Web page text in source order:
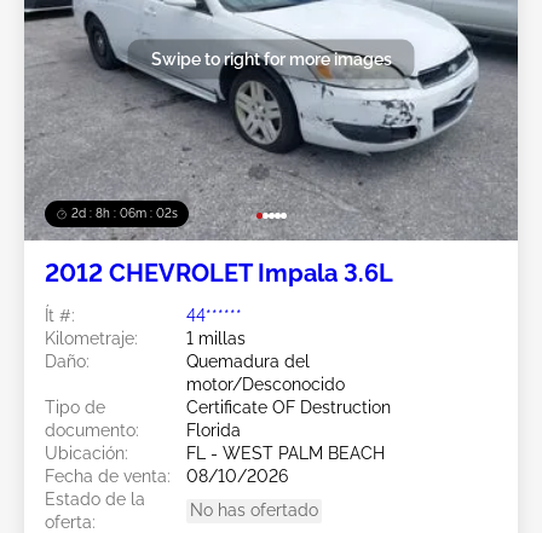
2d : 8h : 05m : 59s
Swipe to right for more images
2012 CHEVROLET Impala 3.6L
Ít #:
44******
Kilometraje:
1 millas
Daño:
Quemadura del
motor/Desconocido
Tipo de
documento:
Certificate OF Destruction
Florida
Ubicación:
FL - WEST PALM BEACH
Fecha de venta:
08/10/2026
Estado de la
oferta:
No has ofertado